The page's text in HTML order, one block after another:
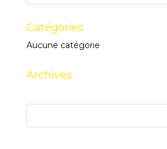
Catégories
Aucune catégorie
Archives